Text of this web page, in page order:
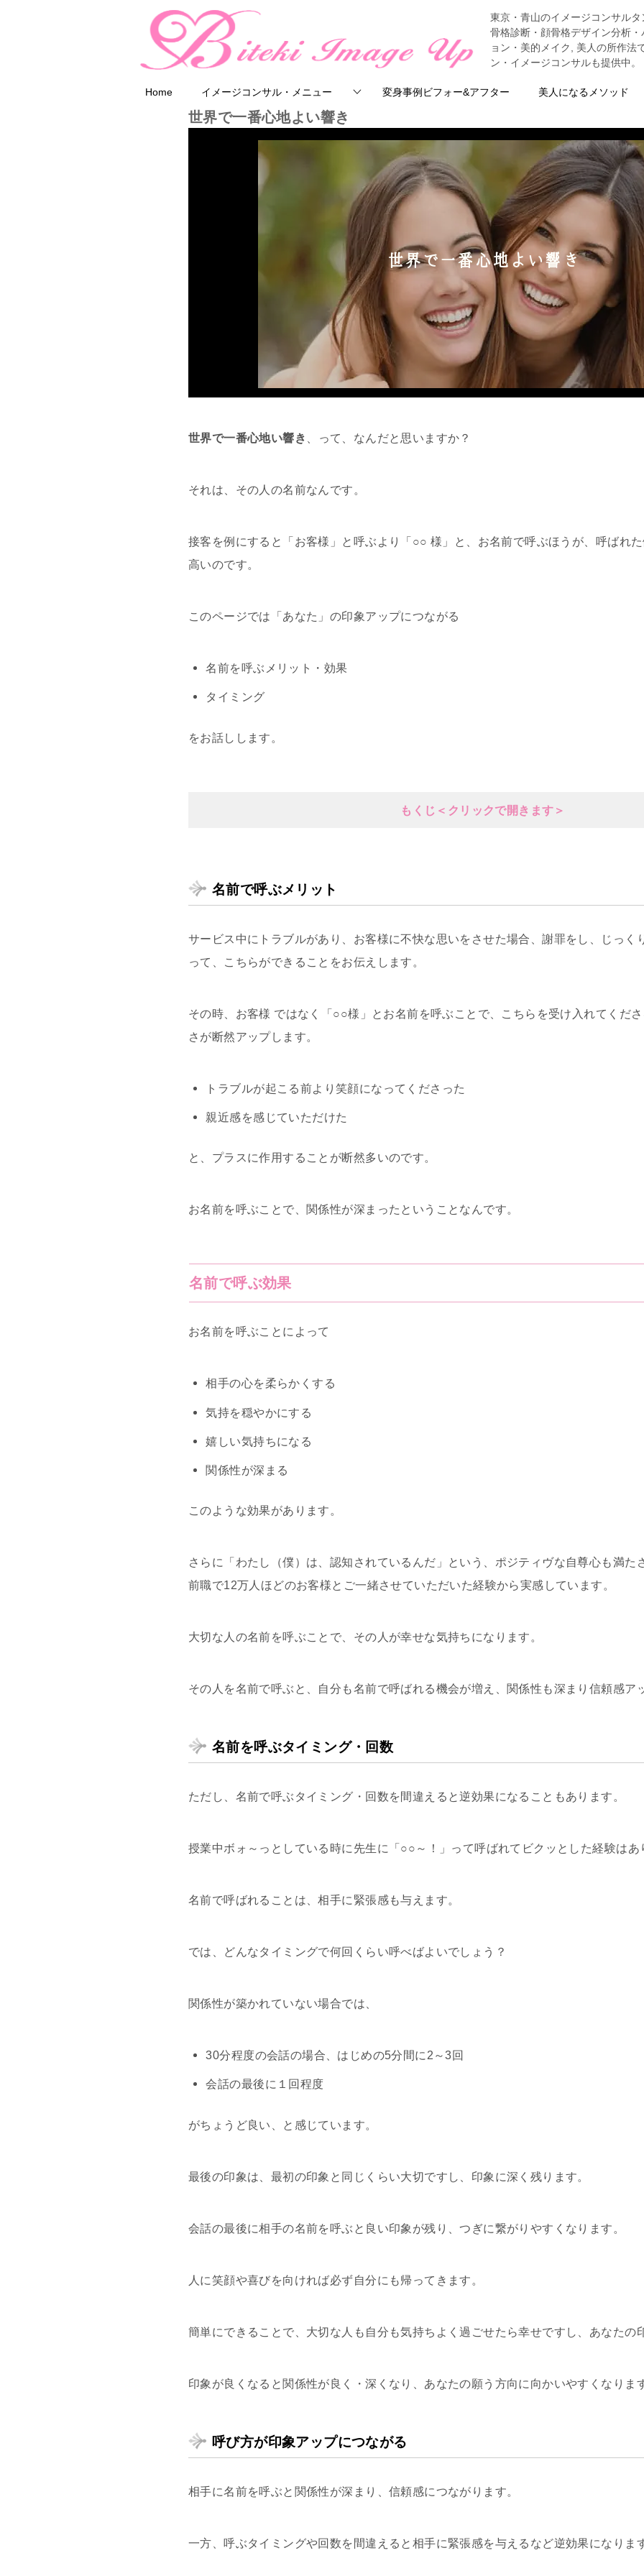
東京・青山のイメージコンサル
骨格診断・顔骨格デザイン分析
ョン・美的メイク, 美人の所作法
ン・イメージコンサルも提供中。
Home イメージコンサル・メニュー 変身事例ビフォー&アフター 美人になるメソッド
世界で一番心地よい響き
世界で一番心地よい響き
世界で一番心地い響き 、って、なんだと思いますか？
それは、その人の名前なんです。
接客を例にすると「お客様」と呼ぶより「○○ 様」と、お名前で呼ぶほうが、呼ばれ
高いのです。
このページでは「あなた」の印象アップにつながる
名前を呼ぶメリット・効果
タイミング
をお話しします。
もくじ＜クリックで開きます＞
名前で呼ぶメリット
サービス中にトラブルがあり、お客様に不快な思いをさせた場合、謝罪をし、じっく
って、こちらができることをお伝えします。
その時、お客様 ではなく「○○様」とお名前を呼ぶことで、こちらを受け入れてくだ
さが断然アップします。
トラブルが起こる前より笑顔になってくださった
親近感を感じていただけた
と、プラスに作用することが断然多いのです。
お名前を呼ぶことで、関係性が深まったということなんです。
名前で呼ぶ効果
お名前を呼ぶことによって
相手の心を柔らかくする
気持を穏やかにする
嬉しい気持ちになる
関係性が深まる
このような効果があります。
さらに「わたし（僕）は、認知されているんだ」という、ポジティヴな自尊心も満た
前職で12万人ほどのお客様とご一緒させていただいた経験から実感しています。
大切な人の名前を呼ぶことで、その人が幸せな気持ちになります。
その人を名前で呼ぶと、自分も名前で呼ばれる機会が増え、関係性も深まり信頼感ア
名前を呼ぶタイミング・回数
ただし、名前で呼ぶタイミング・回数を間違えると逆効果になることもあります。
授業中ボォ～っとしている時に先生に「○○～！」って呼ばれてビクッとした経験はあ
名前で呼ばれることは、相手に緊張感も与えます。
では、どんなタイミングで何回くらい呼べばよいでしょう？
関係性が築かれていない場合では、
30分程度の会話の場合、はじめの5分間に2～3回
会話の最後に１回程度
がちょうど良い、と感じています。
最後の印象は、最初の印象と同じくらい大切ですし、印象に深く残ります。
会話の最後に相手の名前を呼ぶと良い印象が残り、つぎに繋がりやすくなります。
人に笑顔や喜びを向ければ必ず自分にも帰ってきます。
簡単にできることで、大切な人も自分も気持ちよく過ごせたら幸せですし、あなたの
印象が良くなると関係性が良く・深くなり、あなたの願う方向に向かいやすくなりま
呼び方が印象アップにつながる
相手に名前を呼ぶと関係性が深まり、信頼感につながります。
一方、呼ぶタイミングや回数を間違えると相手に緊張感を与えるなど逆効果になりま